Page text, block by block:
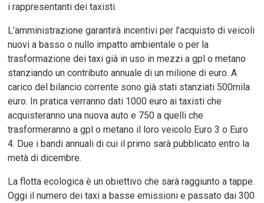
i rappresentanti dei taxisti.
L’amministrazione garantirà incentivi per l’acquisto di veicoli
nuovi a basso o nullo impatto ambientale o per la
trasformazione dei taxi già in uso in mezzi a gpl o metano
stanziando un contributo annuale di un milione di euro. A
carico del bilancio corrente sono già stati stanziati 500mila
euro. In pratica verranno dati 1000 euro ai taxisti che
acquisteranno una nuova auto e 750 a quelli che
trasformeranno a gpl o metano il loro veicolo Euro 3 o Euro
4. Due i bandi annuali di cui il primo sarà pubblicato entro la
metà di dicembre.
La flotta ecologica è un obiettivo che sarà raggiunto a tappe.
Oggi il numero dei taxi a basse emissioni e passato dai 300